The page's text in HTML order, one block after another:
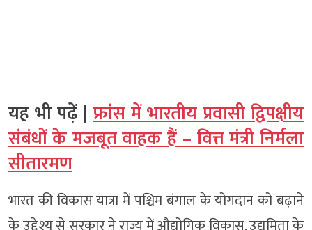
यह भी पढ़ें |फ्रांस में भारतीय प्रवासी द्विपक्षीय
संबंधों के मजबूत वाहक हैं – वित्त मंत्री निर्मला
सीतारमण
भारत की विकास यात्रा में पश्चिम बंगाल के योगदान को बढ़ाने